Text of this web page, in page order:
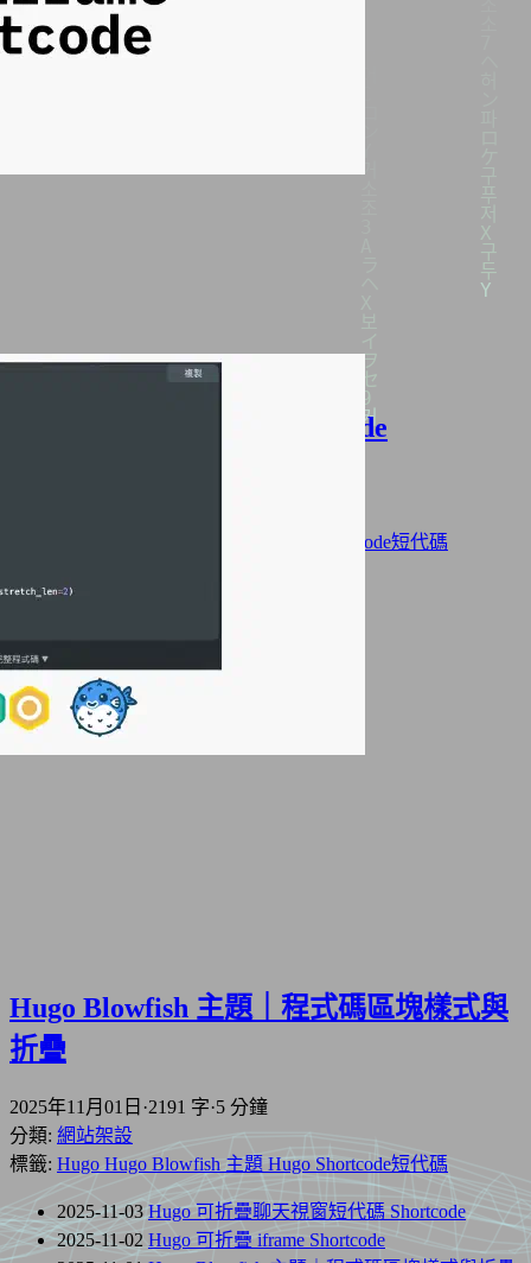
Hugo 可折疊 iframe Shortcode
Hugo Shortcode短代碼
Hugo Blowfish 主題｜程式碼區塊樣式與
折疊
2025年11月01日 ·2191 字·5 分鐘
分類: 網站架設
標籤: Hugo Hugo Blowfish 主題 Hugo Shortcode短代碼
2025-11-03Hugo 可折疊聊天視窗短代碼 Shortcode
2025-11-02 Hugo 可折疊 iframe Shortcode